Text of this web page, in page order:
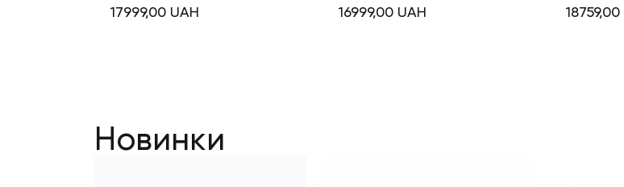
17999,00 UAH 16999,00 UAH 18759,00
Новинки